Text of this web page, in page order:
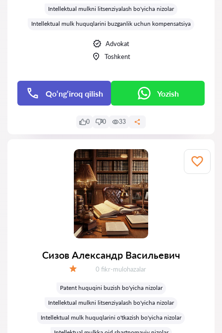
Intellektual mulkni litsenziyalash bo'yicha nizolar
Intellektual mulk huquqlarini buzganlik uchun kompensatsiya
Advokat
Toshkent
Qo‘ng‘iroq qilish Yozish
0 0 33
Сизов Александр Васильевич
Fikrlar:
0 fikr-mulohazalar
Patent huquqini buzish bo'yicha nizolar
Intellektual mulkni litsenziyalash bo'yicha nizolar
Intellektual mulk huquqlarini o'tkazish bo'yicha nizolar